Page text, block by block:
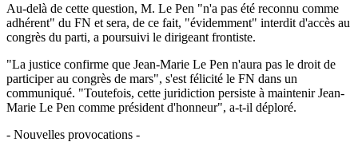
Au-delà de cette question, M. Le Pen "n'a pas été reconnu comme
adhérent" du FN et sera, de ce fait, "évidemment" interdit d'accès au
congrès du parti, a poursuivi le dirigeant frontiste.
"La justice confirme que Jean-Marie Le Pen n'aura pas le droit de
participer au congrès de mars", s'est félicité le FN dans un
communiqué. "Toutefois, cette juridiction persiste à maintenir Jean-
Marie Le Pen comme président d'honneur", a-t-il déploré.
- Nouvelles provocations -